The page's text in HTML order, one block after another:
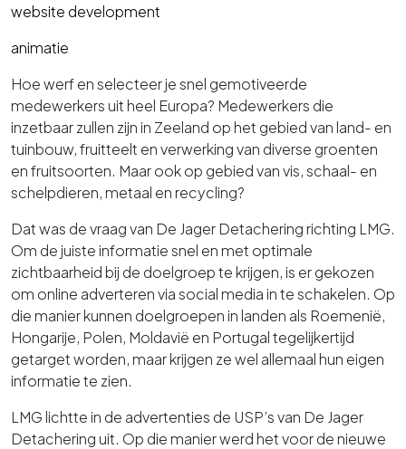
website development
animatie
Hoe werf en selecteer je snel gemotiveerde
medewerkers uit heel Europa? Medewerkers die
inzetbaar zullen zijn in Zeeland op het gebied van land- en
tuinbouw, fruitteelt en verwerking van diverse groenten
en fruitsoorten. Maar ook op gebied van vis, schaal- en
schelpdieren, metaal en recycling?
Dat was de vraag van De Jager Detachering richting LMG.
Om de juiste informatie snel en met optimale
zichtbaarheid bij de doelgroep te krijgen, is er gekozen
om online adverteren via social media in te schakelen. Op
die manier kunnen doelgroepen in landen als Roemenië,
Hongarije, Polen, Moldavië en Portugal tegelijkertijd
getargetworden, maarkrijgen zewel allemaal hun eigen
informatie te zien.
LMG lichtte in de advertenties de USP’s van De Jager
Detachering uit. Op die manier werd het voor de nieuwe